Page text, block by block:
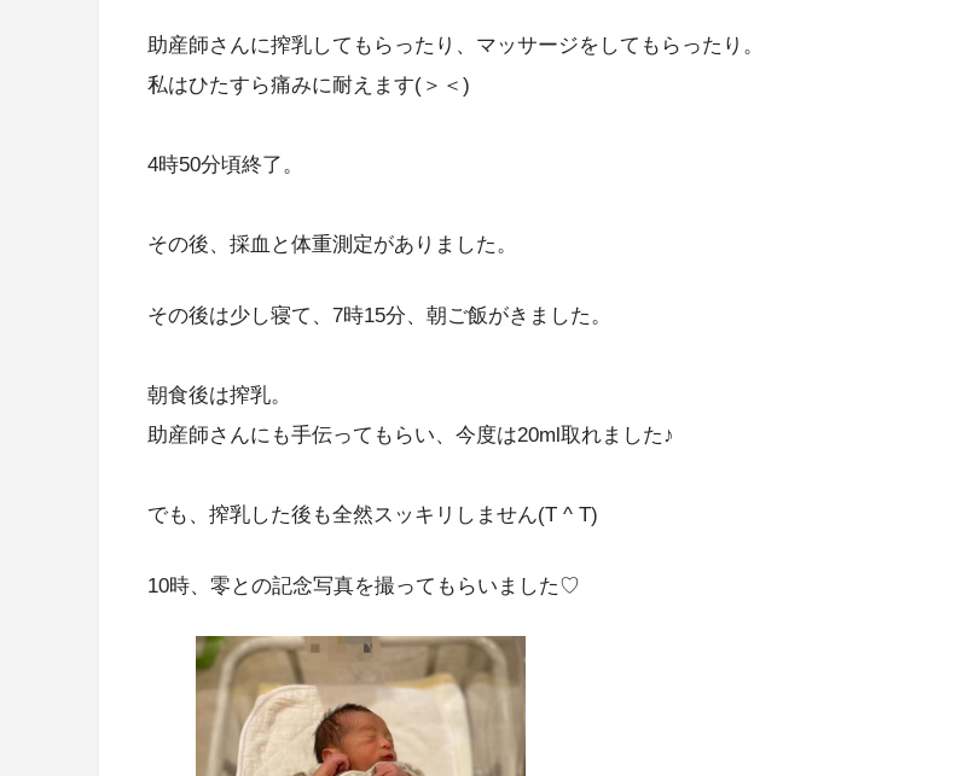
助産師さんに搾乳してもらったり、マッサージをしてもらったり。
私はひたすら痛みに耐えます(＞＜)
4時50分頃終了。
その後、採血と体重測定がありました。
その後は少し寝て、7時15分、朝ご飯がきました。
朝食後は搾乳。
助産師さんにも手伝ってもらい、今度は20ml取れました♪
でも、搾乳した後も全然スッキリしません(T ^ T)
10時、零との記念写真を撮ってもらいました♡